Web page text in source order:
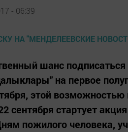
- 06:39
шанс
на первое
этой возможностью
сентября стартует
пожилого человека,